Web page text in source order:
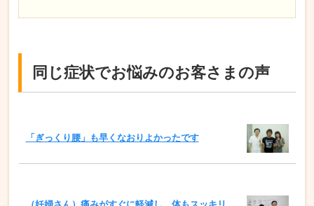
同じ症状でお悩みのお客さまの声
「ぎっくり腰」も早くなおりよかったです